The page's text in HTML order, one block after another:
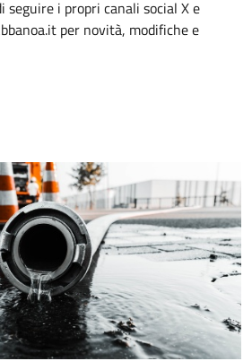
seguire i propri canali social X e
per novità, modifiche e